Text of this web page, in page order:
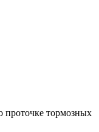
проточке тормозных